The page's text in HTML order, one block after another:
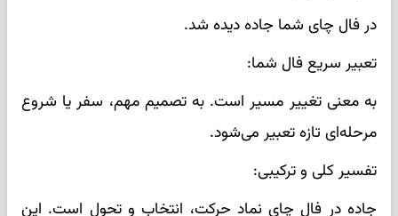
در فال چای شما جاده دیده شد.
تعبیر سریع فال شما:
به معنی تغییر مسیر است. به تصمیم مهم، سفر یا شروع
مرحله‌ای تازه تعبیر می‌شود.
تفسیر کلی و ترکیبی:
جاده در فال چای نماد حرکت، انتخاب و تحول است. این